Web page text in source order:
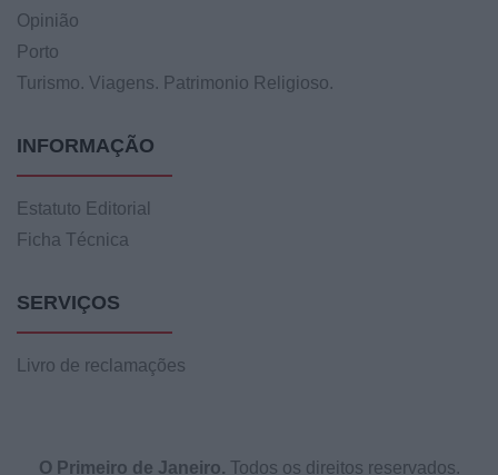
Opinião
Porto
Turismo. Viagens. Patrimonio Religioso.
INFORMAÇÃO
Estatuto Editorial
Ficha Técnica
SERVIÇOS
Livro de reclamações
O Primeiro de Janeiro. Todos os direitos reservados.